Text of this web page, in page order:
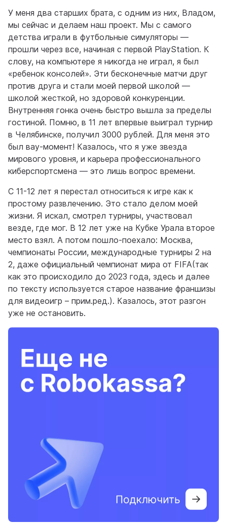
У меня два старших брата, с одним из них, Владом,
мы сейчас и делаем наш проект. Мы с самого
детства играли в футбольные симуляторы —
прошли через все, начиная с первой PlayStation. К
слову, на компьютере я никогда не играл, я был
«ребенок консолей». Эти бесконечные матчи друг
против друга и стали моей первой школой —
школой жесткой, но здоровой конкуренции.
Внутренняя гонка очень быстро вышла за пределы
гостиной. Помню, в 11 лет впервые выиграл турнир
в Челябинске, получил 3000 рублей. Для меня это
был вау-момент! Казалось, что я уже звезда
мирового уровня, и карьера профессионального
киберспортсмена — это лишь вопрос времени.
С 11-12 лет я перестал относиться к игре как к
простому развлечению. Это стало делом моей
жизни. Я искал, смотрел турниры, участвовал
везде, где мог. В 12 лет уже на Кубке Урала второе
место взял. А потом пошло-поехало: Москва,
чемпионаты России, международные турниры 2 на
2, даже официальный чемпионат мира от FIFA(так
как это происходило до 2023 года, здесь и далее
по тексту используется старое название франшизы
для видеоигр – прим.ред.). Казалось, этот разгон
уже не остановить.